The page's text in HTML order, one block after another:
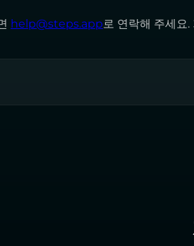
help@steps.app로 연락해 주세요